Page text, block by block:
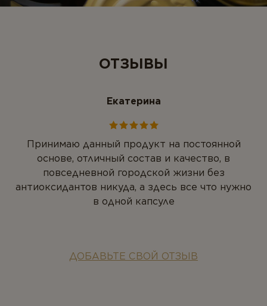
ОТЗЫВЫ
Екатерина
Принимаю данный продукт на постоянной
основе, отличный состав и качество, в
повседневной городской жизни без
антиоксидантов никуда, а здесь все что нужно
в одной капсуле
ДОБАВЬТЕ СВОЙ ОТЗЫВ